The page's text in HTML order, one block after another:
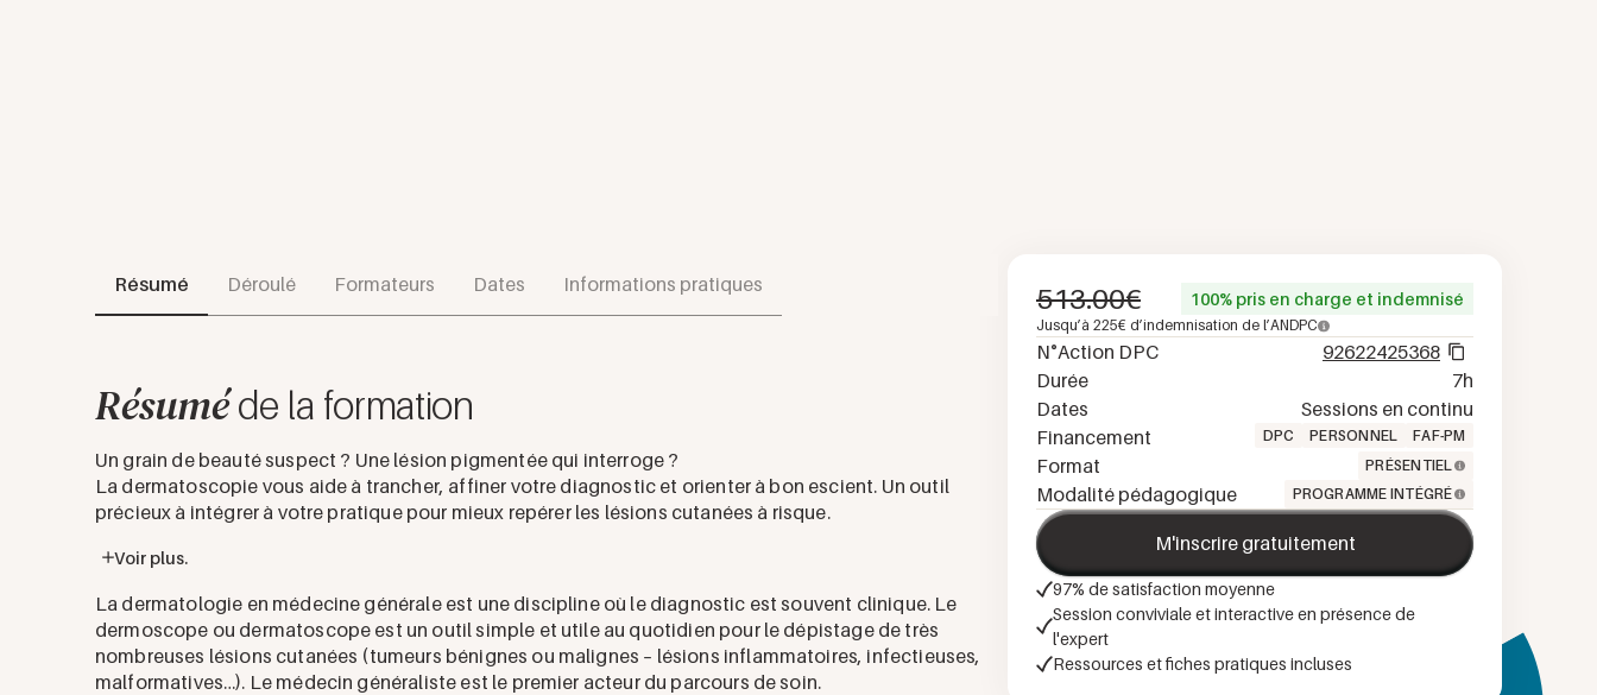
Résumé Déroulé Formateurs Dates Informations pratiques
Résuméde la formation
Un grain de beauté suspect ? Une lésion pigmentée qui interroge ?
La dermatoscopie vous aide à trancher, affiner votre diagnostic et orienter à bon escient. Un outil
précieux à intégrer à votre pratique pour mieux repérer les lésions cutanées à risque.
Voir plus.
La dermatologie en médecine générale est une discipline où le diagnostic est souvent clinique. Le
dermoscope ou dermatoscope est un outil simple et utile au quotidien pour le dépistage de très
nombreuses lésions cutanées (tumeurs bénignes ou malignes – lésions inflammatoires, infectieuses,
malformatives…). Le médecin généraliste est le premier acteur du parcours de soin.
513.00€ 100% pris en charge et indemnisé
Jusqu’à 225€ d’indemnisation de l’ANDPC
N°Action DPC
92622425368
Durée
7h
Dates
Sessions en continu
Financement
DPC PERSONNEL FAF-PM
Format PRÉSENTIEL
Modalité pédagogique PROGRAMME INTÉGRÉ
M'inscrire gratuitement
97% de satisfaction moyenne
Session conviviale et interactive en présence de
l'expert
Ressources et fiches pratiques incluses